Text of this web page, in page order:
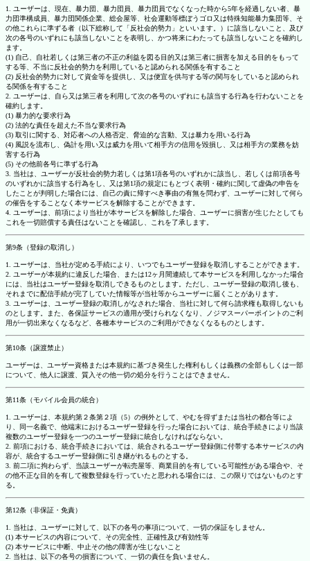
1. ユーザーは、現在、暴力団、暴力団員、暴力団員でなくなった時から5年を経過しない者、暴
力団準構成員、暴力団関係企業、総会屋等、社会運動等標ぼうゴロ又は特殊知能暴力集団等、そ
の他これらに準ずる者（以下総称して「反社会的勢力」といいます。）に該当しないこと、及び
次の各号のいずれにも該当しないことを表明し、かつ将来にわたっても該当しないことを確約し
ます。
(1) 自己、自社若しくは第三者の不正の利益を図る目的又は第三者に損害を加える目的をもって
する等、不当に反社会的勢力を利用していると認められる関係を有すること
(2) 反社会的勢力に対して資金等を提供し、又は便宜を供与する等の関与をしていると認められ
る関係を有すること
2. ユーザーは、自ら又は第三者を利用して次の各号のいずれにも該当する行為を行わないことを
確約します。
(1) 暴力的な要求行為
(2) 法的な責任を超えた不当な要求行為
(3) 取引に関する、対応者への人格否定、脅迫的な言動、又は暴力を用いる行為
(4) 風説を流布し、偽計を用い又は威力を用いて相手方の信用を毀損し、又は相手方の業務を妨
害する行為
(5) その他前各号に準ずる行為
3. 当社は、ユーザーが反社会的勢力若しくは第1項各号のいずれかに該当し、若しくは前項各号
のいずれかに該当する行為をし、又は第1項の規定にもとづく表明・確約に関して虚偽の申告を
したことが判明した場合には、自己の責に帰すべき事由の有無を問わず、ユーザーに対して何ら
の催告をすることなく本サービスを解除することができます。
4. ユーザーは、前項により当社が本サービスを解除した場合、ユーザーに損害が生じたとしても
これを一切賠償する責任はないことを確認し、これを了承します。
第9条（登録の取消し）
1. ユーザーは、当社が定める手続により、いつでもユーザー登録を取消しすることができます。
2. ユーザーが本規約に違反した場合、または12ヶ月間連続して本サービスを利用しなかった場合
には、当社はユーザー登録を取消しできるものとします。ただし、ユーザー登録の取消し後も、
それまでに配信手続が完了していた情報等が当社等からユーザーに届くことがあります。
3. ユーザーは、ユーザー登録の取消しがなされた場合、当社に対して何ら請求権も取得しないも
のとします。また、各保証サービスの適用が受けられなくなり、ノジマスーパーポイントのご利
用が一切出来なくなるなど、各種本サービスのご利用ができなくなるものとします。
第10条（譲渡禁止）
ユーザーは、ユーザー資格または本規約に基づき発生した権利もしくは義務の全部もしくは一部
について、他人に譲渡、質入その他一切の処分を行うことはできません。
第11条（モバイル会員の統合）
1. ユーザーは、本規約第２条第２項（5）の例外として、やむを得ずまたは当社の都合等によ
り、同一名義で、他端末におけるユーザー登録を行った場合においては、統合手続きにより当該
複数のユーザー登録を一つのユーザー登録に統合しなければならない。
2. 前項における、統合手続きにおいては、統合されるユーザー登録側に付帯する本サービスの内
容が、統合するユーザー登録側に引き継がれるものとする。
3. 前二項に拘わらず、当該ユーザーが転売屋等、商業目的を有している可能性がある場合や、そ
の他不正な目的を有して複数登録を行っていたと思われる場合には、この限りではないものとす
る。
第12条（非保証・免責）
1. 当社は、ユーザーに対して、以下の各号の事項について、一切の保証をしません。
(1) 本サービスの内容について、その完全性、正確性及び有効性等
(2) 本サービスに中断、中止その他の障害が生じないこと
2. 当社は、以下の各号の損害について、一切の責任を負いません。